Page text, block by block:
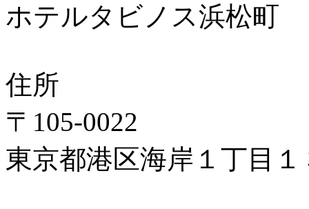
ホテルタビノス浜松町
住所
〒105-0022
東京都港区海岸１丁目１